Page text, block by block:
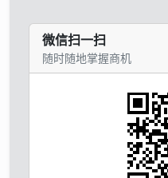
微信扫一扫
随时随地掌握商机